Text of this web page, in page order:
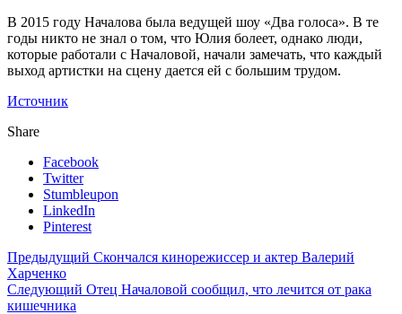
В 2015 году Началова была ведущей шоу «Два голоса». В те
годы никто не знал о том, что Юлия болеет, однако люди,
которые работали с Началовой, начали замечать, что каждый
выход артистки на сцену дается ей с большим трудом.
Источник
Share
Facebook
Twitter
Stumbleupon
LinkedIn
Pinterest
Предыдущий Скончался кинорежиссер и актер Валерий
Харченко
Следующий Отец Началовой сообщил, что лечится от рака
кишечника